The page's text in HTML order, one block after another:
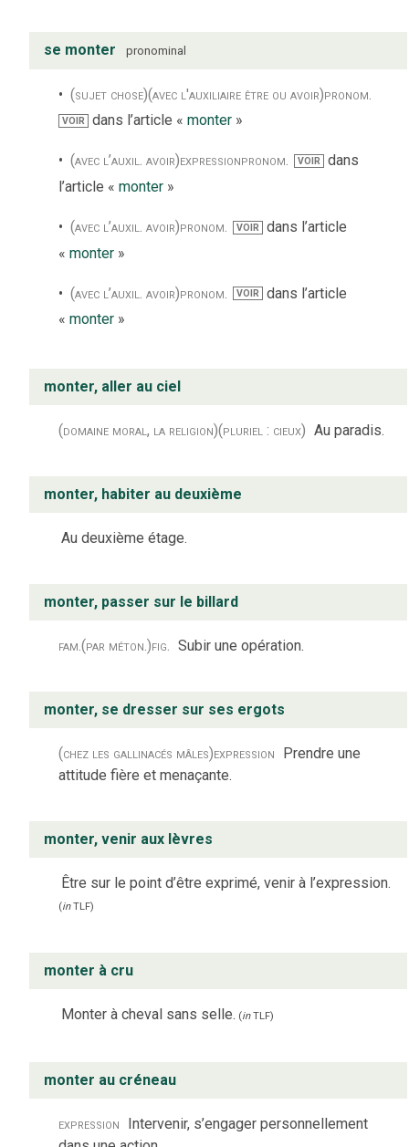
se monter pronominal
(sujet chose)(avec l'auxiliaire être ou avoir)pronom.
VOIR dans l’article «monter »
(avec l’auxil. avoir)expressionpronom. VOIR dans
l’article « monter »
(avec l’auxil. avoir)pronom. VOIR dans l’article
« monter »
(avec l’auxil. avoir)pronom. VOIR
dans l’article
« monter »
monter, aller au ciel
(domaine moral, la religion)(pluriel : cieux) Au paradis.
monter, habiter au deuxième
Au deuxième étage.
monter, passer sur le billard
fam.(par méton.)fig. Subir une opération.
monter, se dresser sur ses ergots
(chez les gallinacés mâles)expression
Prendre une
attitude fière et menaçante.
monter, venir aux lèvres
Être sur le point d’être exprimé, venir à l’expression.
(inTLF)
monter à cru
Monter à cheval sans selle. (inTLF)
monter au créneau
expression
Intervenir, s’engager personnellement